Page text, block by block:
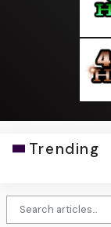
Trending